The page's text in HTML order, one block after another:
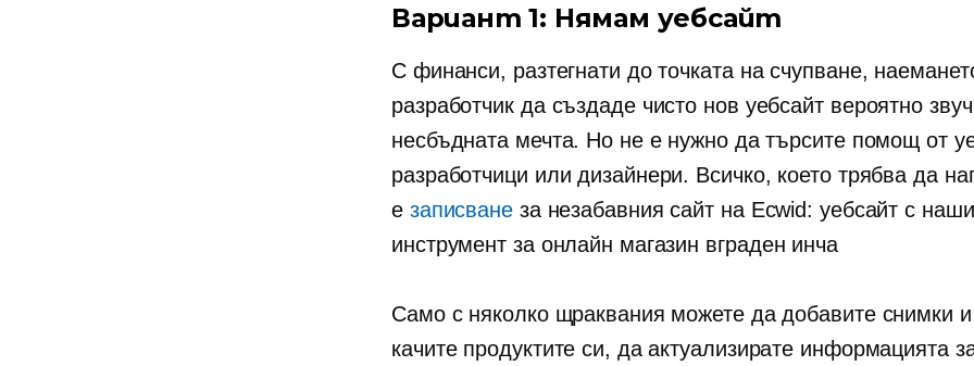
Вариант 1: Нямам уебсайт
С финанси, разтегнати до точката на счупване,
разработчик да създаде чисто нов уебсайт вероятно
несбъдната мечта. Но не е нужно да търсите помощ от
разработчици или дизайнери. Всичко, което трябва да
е записванеза незабавния сайт на Ecwid: уебсайт с
инструмент за онлайн магазин вграден инча
Само с няколко щраквания можете да добавите снимки и
качите продуктите си, да актуализирате информацията